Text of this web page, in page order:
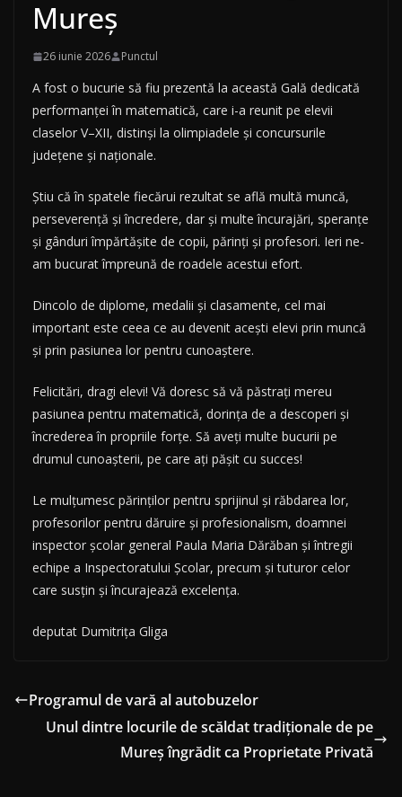
Mureș
26 iunie 2026 Punctul
A fost o bucurie să fiu prezentă la această Gală dedicată
performanței în matematică, care i-a reunit pe elevii
claselor V–XII, distinși la olimpiadele și concursurile
județene și naționale.
Știu că în spatele fiecărui rezultat se află multă muncă,
perseverență și încredere, dar și multe încurajări, speranțe
și gânduri împărtășite de copii, părinți și profesori. Ieri ne-
am bucurat împreună de roadele acestui efort.
Dincolo de diplome, medalii și clasamente, cel mai
important este ceea ce au devenit acești elevi prin muncă
și prin pasiunea lor pentru cunoaștere.
Felicitări, dragi elevi! Vă doresc să vă păstrați mereu
pasiunea pentru matematică, dorința de a descoperi și
încrederea în propriile forțe. Să aveți multe bucurii pe
drumul cunoașterii, pe care ați pășit cu succes!
Le mulțumesc părinților pentru sprijinul și răbdarea lor,
profesorilor pentru dăruire și profesionalism, doamnei
inspector școlar general Paula Maria Dărăban și întregii
echipe a Inspectoratului Școlar, precum și tuturor celor
care susțin și încurajează excelența.
deputat Dumitrița Gliga
Programul de vară al autobuzelor
Unul dintre locurile de scăldat tradiționale de pe
Mureș îngrădit ca Proprietate Privată